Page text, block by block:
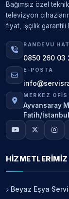
Bağımsız özel
televizyon
fiyat, işçilik garantili
RANDEVU
0850 260 03
E-POSTA
MERKEZ OFIS
Ayvansaray
Fatih/İstanbul
HIZMETLERIMIZ
Beyaz Eşya